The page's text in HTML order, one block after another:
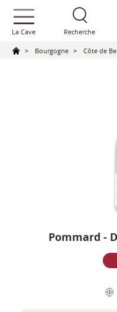
text.skipToContent
text.skipToNavigation
La Cave Recherche
Bourgogne Côte de
Pommard -